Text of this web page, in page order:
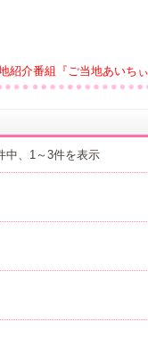
紹介番組『ご当地あいち
中、1～3件を表示